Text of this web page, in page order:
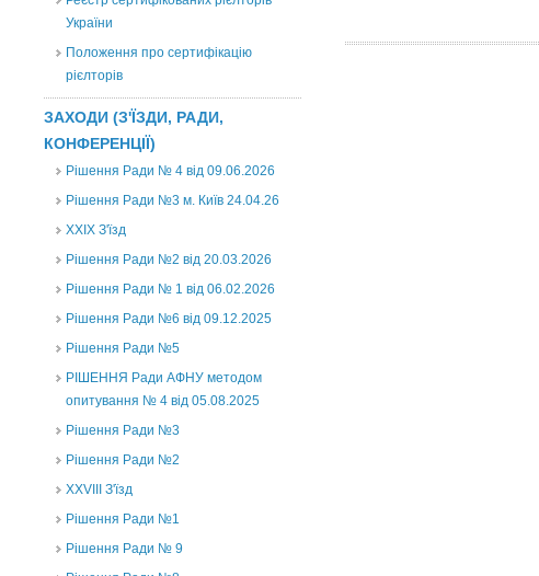
України
Положення про сертифікацію
рієлторів
ЗАХОДИ (З'ЇЗДИ, РАДИ,
КОНФЕРЕНЦІЇ)
Рішення Ради № 4 від 09.06.2026
Рішення Ради №3 м. Київ 24.04.26
XXІХ З'їзд
Рішення Ради №2 від 20.03.2026
Рішення Ради № 1 від 06.02.2026
Рішення Ради №6 від 09.12.2025
Рішення Ради №5
РІШЕННЯ Ради АФНУ методом
опитування № 4 від 05.08.2025
Рішення Ради №3
Рішення Ради №2
XXVIII З'їзд
Рішення Ради №1
Рішення Ради № 9